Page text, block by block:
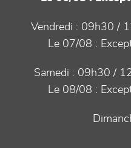
Vendredi : 09h30 /
Le 07/08 :
Samedi : 09h30 /
Le 08/08 :